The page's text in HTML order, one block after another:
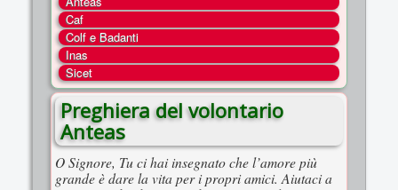
COSA FACCIAMO
ENTI
NOTIZIE
ESSENZIALI
MAPPA DEL SITO
CONVENZIONI
Caf
Colf e Badanti
Inas
Sicet
Preghiera del volontario
Anteas
O Signore, Tu ci hai insegnato che l’amore più
grande è dare la vita per i propri amici. Aiutaci a